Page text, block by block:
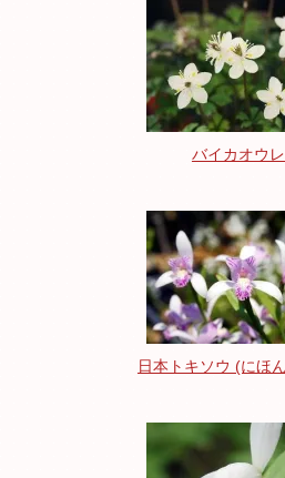
バイカオウ
日本トキソウ (にほ